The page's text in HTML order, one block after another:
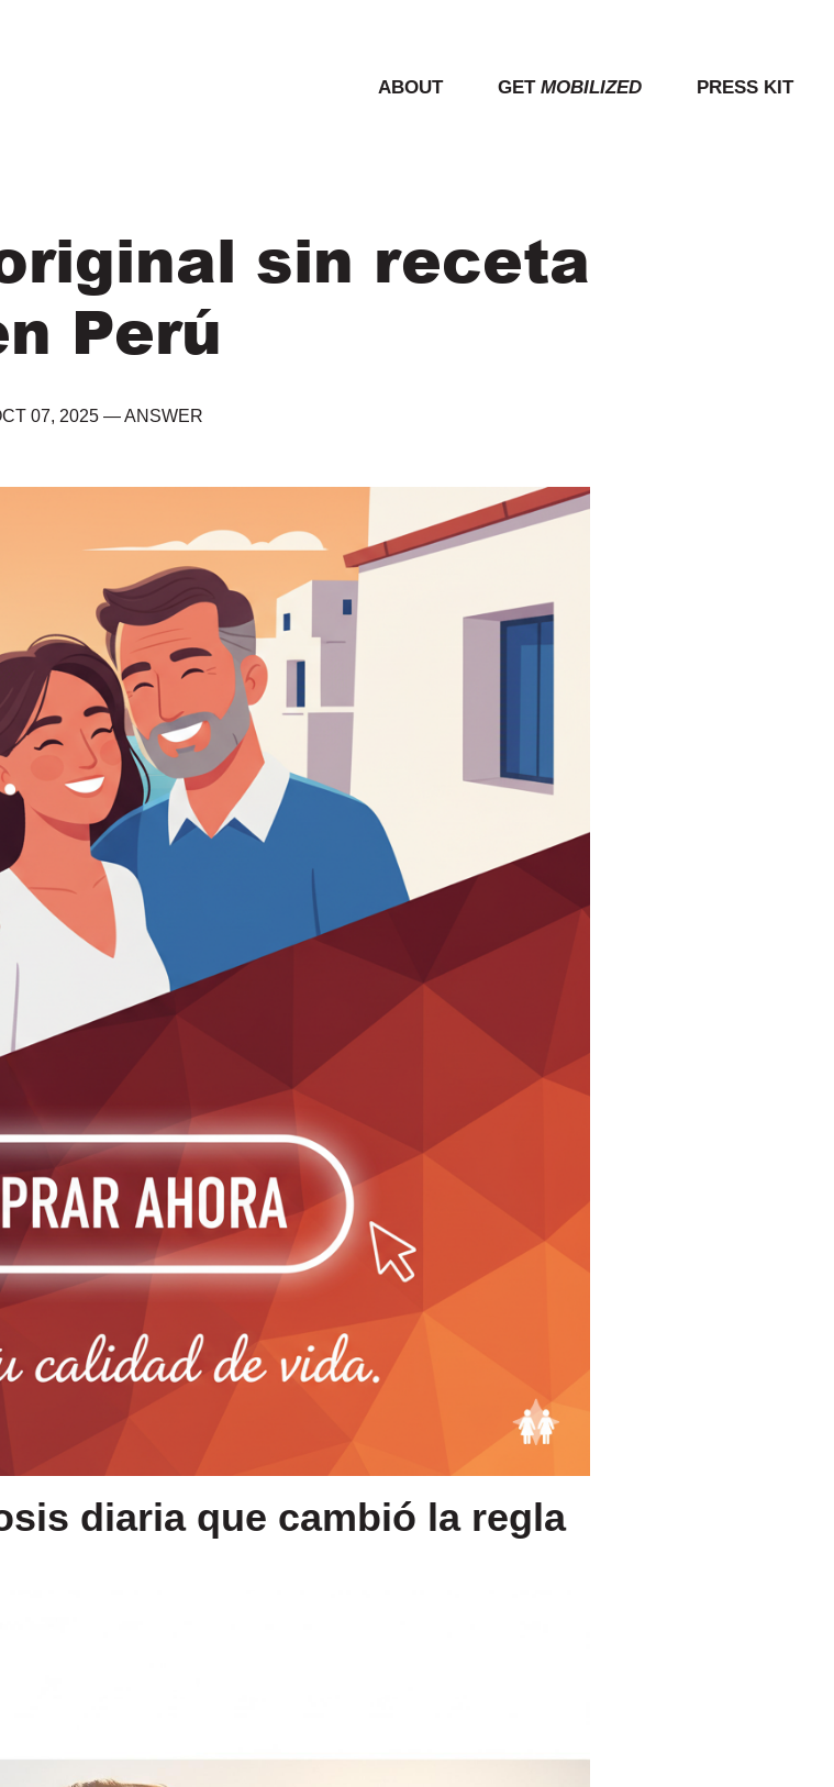
ABOUT GET MOBILIZED PRESS KIT
sin receta
Perú
07, 2025—ANSWER
diaria que cambió la regla